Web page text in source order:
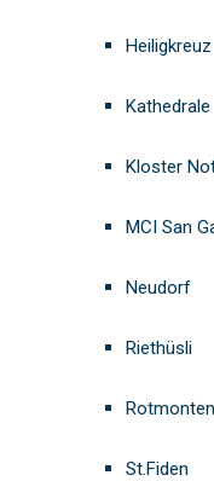
Heiligkreuz
Kathedrale
Kloster
MCI San
Neudorf
Riethüsli
Rotmonten
St.Fiden